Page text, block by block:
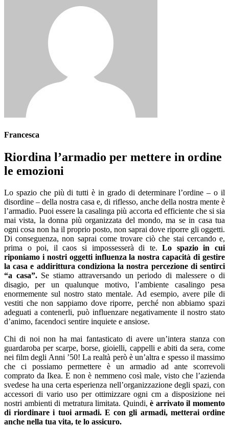
Francesca
Riordina l’armadio per mettere in ordine
le emozioni
Lo spazio che più di tutti è in grado di determinare l’ordine – o il
disordine – della nostra casa e, di riflesso, anche della nostra mente è
l’armadio. Puoi essere la casalinga più accorta ed efficiente che si sia
mai vista, la donna più organizzata del mondo, ma se in casa tua
ogni cosa non ha il proprio posto, non saprai dove riporre gli oggetti.
Di conseguenza, non saprai come trovare ciò che stai cercando e,
prima o poi, il caos si impossesserà di te.Lo spazio in cui
riponiamo i nostri oggetti influenza la nostra capacità di gestire
la casa e addirittura condiziona la nostra percezione di sentirci
“a casa”.Se stiamo attraversando un periodo di malessere o di
disagio, per un qualunque motivo, l’ambiente casalingo pesa
enormemente sul nostro stato mentale. Ad esempio, avere pile di
vestiti che non sappiamo dove riporre, perché non abbiamo spazi
adeguati a contenerli, può influenzare negativamente il nostro stato
d’animo, facendoci sentire inquiete e ansiose.
Chi di noi non ha mai fantasticato di avere un’intera stanza con
guardaroba per scarpe, borse, gioielli, cappelli e abiti da sera, come
nei film degli Anni ’50! La realtà però è un’altra e spesso il massimo
che ci possiamo permettere è un armadio ad ante scorrevoli
comprato da Ikea. E non è nemmeno così male, visto che l’azienda
svedese ha una certa esperienza nell’organizzazione degli spazi, con
accessori di vario uso per ottimizzare ogni cm a disposizione nei
nostri ambienti di metratura limitata. Quindi,è arrivato il momento
di riordinare i tuoi armadi. E con gli armadi, metterai ordine
anche nella tua vita, te lo assicuro.